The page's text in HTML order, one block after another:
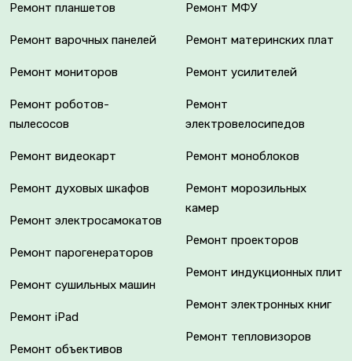
Ремонт планшетов
Ремонт варочных панелей
Ремонт мониторов
Ремонт роботов-
пылесосов
Ремонт видеокарт
Ремонт духовых шкафов
Ремонт электросамокатов
Ремонт парогенераторов
Ремонт сушильных машин
Ремонт iPad
Ремонт объективов
Ремонт МФУ
Ремонт материнских плат
Ремонт усилителей
Ремонт
электровелосипедов
Ремонт моноблоков
Ремонт морозильных
камер
Ремонт проекторов
Ремонт индукционных плит
Ремонт электронных книг
Ремонт тепловизоров